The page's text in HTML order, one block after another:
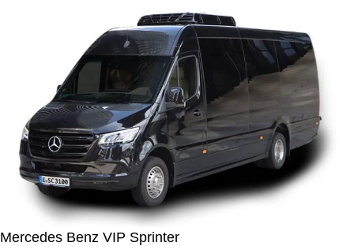
Mercedes Benz VIP Sprinter